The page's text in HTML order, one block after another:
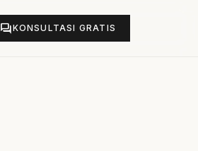
forumKONSULTASI GRATIS